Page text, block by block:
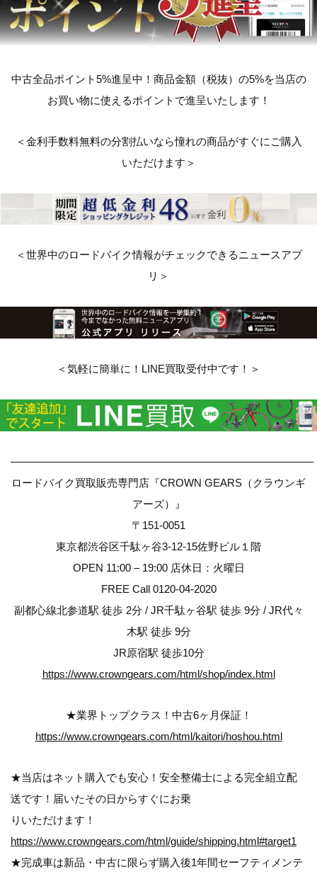
中古全品ポイント5%進呈中！商品金額（税抜）の5%を当店の
お買い物に使えるポイントで進呈いたします！
＜金利手数料無料の分割払いなら憧れの商品がすぐにご購入
いただけます＞
＜世界中のロードバイク情報がチェックできるニュースアプ
リ＞
＜気軽に簡単に！LINE買取受付中です！＞
————————————————————————————–
ロードバイク買取販売専門店『CROWN GEARS（クラウンギ
アーズ）』
〒151-0051
東京都渋谷区千駄ヶ谷3-12-15佐野ビル１階
OPEN 11:00 – 19:00 店休日：火曜日
FREE Call 0120-04-2020
副都心線北参道駅 徒歩 2分 / JR千駄ヶ谷駅 徒歩 9分 / JR代々
木駅 徒歩 9分
JR原宿駅 徒歩10分
https://www.crowngears.com/html/shop/index.html
★業界トップクラス！中古6ヶ月保証！
https://www.crowngears.com/html/kaitori/hoshou.html
★当店はネット購入でも安心！安全整備士による完全組立配
送です！届いたその日からすぐにお乗
りいただけます！
https://www.crowngears.com/html/guide/shipping.html#target1
★完成車は新品・中古に限らず購入後1年間セーフティメンテ